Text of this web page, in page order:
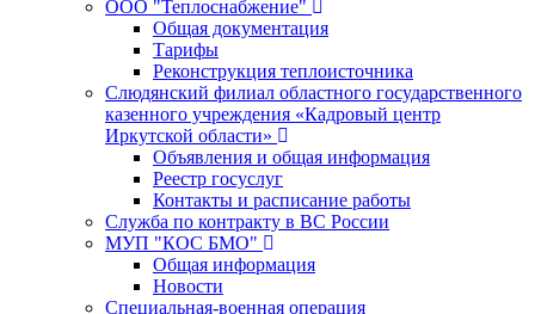
ООО "Теплоснабжение"
Общая документация
Тарифы
Реконструкция теплоисточника
Слюдянский филиал областного государственного
казенного учреждения «Кадровый центр
Иркутской области»
Объявления и общая информация
Реестр госуслуг
Контакты и расписание работы
Служба по контракту в ВС России
МУП "КОС БМО"
Общая информация
Новости
Специальная-военная операция